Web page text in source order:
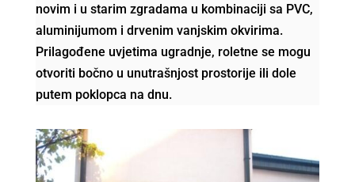
novim i u starim zgradama u kombinaciji sa PVC,
aluminijumom i drvenim vanjskim okvirima.
Prilagođene uvjetima ugradnje, roletne se mogu
otvoriti bočno u unutrašnjost prostorije ili dole
putem poklopca na dnu.